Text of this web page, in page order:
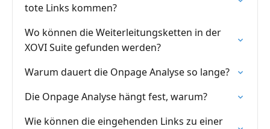
tote Links kommen?
Wo können die Weiterleitungsketten in der
XOVI Suite gefunden werden?
Warum dauert die Onpage Analyse so lange?
Die Onpage Analyse hängt fest, warum?
Wie können die eingehenden Links zu einer